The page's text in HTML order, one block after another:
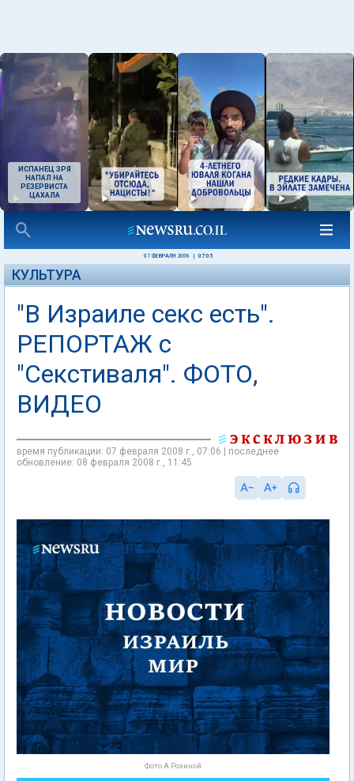
ИСПАНЕЦ ЗРЯ
НАПАЛ НА
РЕЗЕРВИСТА
ЦАХАЛА
07 ФЕВРАЛЯ 2008 07:05
КУЛЬТУРА
"В Израиле секс есть".
РЕПОРТАЖ с
"Секстиваля". ФОТО,
ВИДЕО
время публикации: 07 февраля 2008 г., 07:06 | последнее
обновление: 08 февраля 2008 г., 11:45
Фото А.Розиной